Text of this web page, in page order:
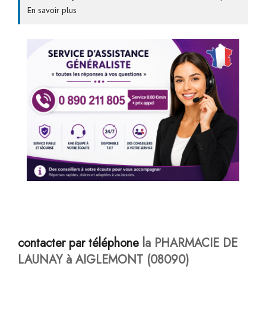
En savoir plus
contacter par téléphone la PHARMACIE DE
LAUNAY à AIGLEMONT (08090)